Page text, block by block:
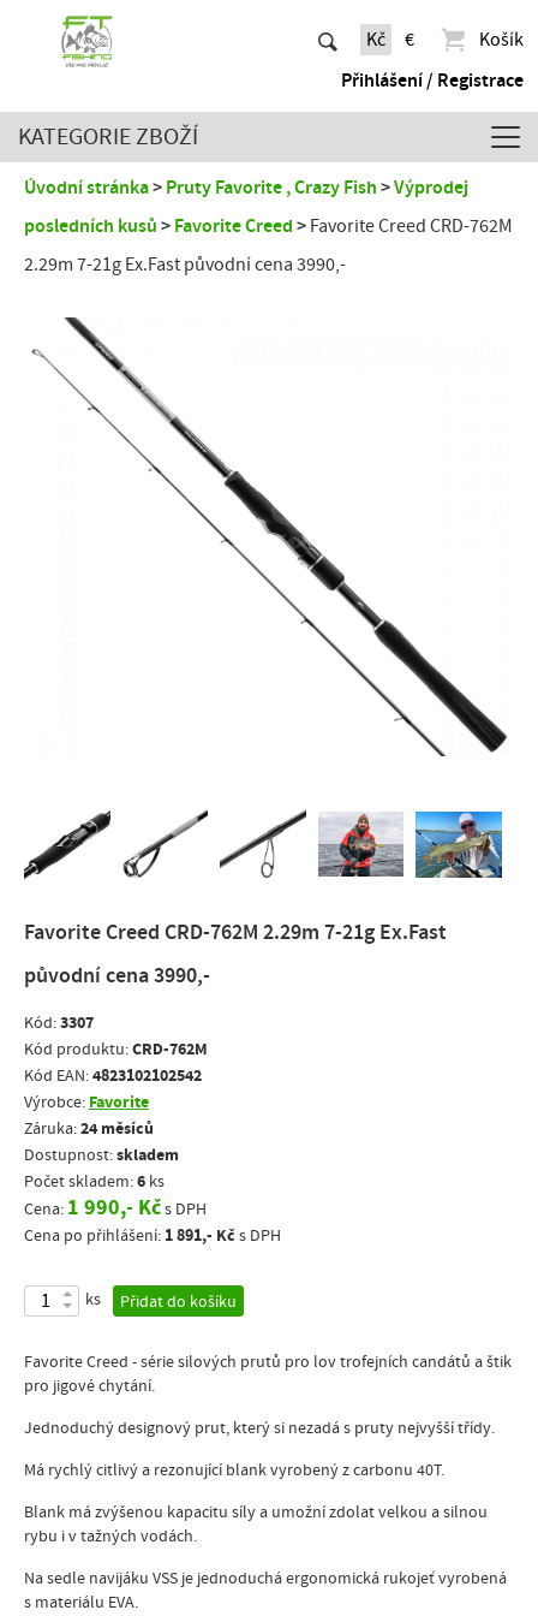
Kč €
Košík
Přihlášení / Registrace
KATEGORIE ZBOŽÍ
Úvodní stránka Pruty Favorite , Crazy Fish
Výprodej
posledních kusů
Favorite Creed
Favorite Creed CRD-762M
2.29m 7-21g Ex.Fast původní cena 3990,-
Favorite Creed CRD-762M 2.29m 7-21g Ex.Fast
původní cena 3990,-
Kód:3307
Kód produktu:CRD-762M
Kód EAN:4823102102542
Výrobce: Favorite
Záruka:24 měsíců
Dostupnost:skladem
Počet skladem:6 ks
Cena: 1 990,- Kčs DPH
Cena po přihlášení: 1 891,- Kč s DPH
ks Přidat do košíku
Favorite Creed - série silových prutů pro lov trofejních candátů a štik
pro jigové chytání.
Jednoduchý designový prut, který si nezadá s pruty nejvyšší třídy.
Má rychlý citlivý a rezonující blank vyrobený z carbonu 40T.
Blank má zvýšenou kapacitu síly a umožní zdolat velkou a silnou
rybu i v tažných vodách.
Na sedle navijáku VSS je jednoduchá ergonomická rukojeť vyrobená
s materiálu EVA.